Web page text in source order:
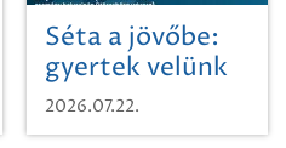
Séta a jövőbe:
gyertek velünk
egy városi
időutazásra!
2026.07.22.